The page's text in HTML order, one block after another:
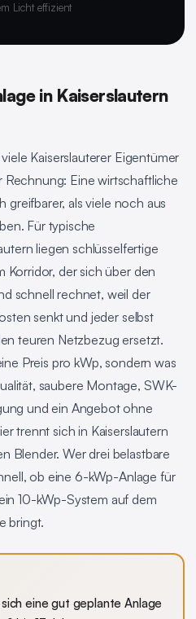
Licht effizient
in Kaiserslautern
Kaiserslauterer Eigentümer
Eine wirtschaftliche
greifbarer, als viele noch aus
Für typische
liegen schlüsselfertige
Korridor, der sich über den
schnell rechnet, weil der
senkt und jeder selbst
teuren Netzbezug ersetzt.
Preis pro kWp, sondern was
saubere Montage, SWK-
und ein Angebot ohne
trennt sich in Kaiserslautern
Blender. Wer drei belastbare
ob eine 6-kWp-Anlage für
10-kWp-System auf dem
bringt.
eine gut geplante Anlage